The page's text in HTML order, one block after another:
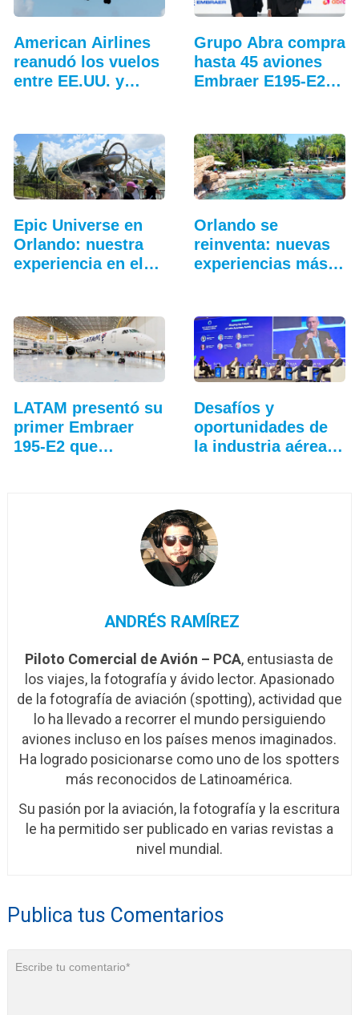
American Airlines
reanudó los vuelos
entre EE.UU. y…
Grupo Abra compra
hasta 45 aviones
Embraer E195-E2…
Epic Universe en
Orlando: nuestra
experiencia en el…
Orlando se
reinventa: nuevas
experiencias más
LATAM presentó su
primer Embraer
195-E2 que
Desafíos y
oportunidades de
la industria aérea
ANDRÉS RAMÍREZ
Piloto Comercial de Avión – PCA, entusiasta de
los viajes, la fotografía y ávido lector. Apasionado
de la fotografía de aviación (spotting), actividad que
lo ha llevado a recorrer el mundo persiguiendo
aviones incluso en los países menos imaginados.
Ha logrado posicionarse como uno de los spotters
más reconocidos de Latinoamérica.
Su pasión por la aviación, la fotografía y la escritura
le ha permitido ser publicado en varias revistas a
nivel mundial.
Publica tus Comentarios